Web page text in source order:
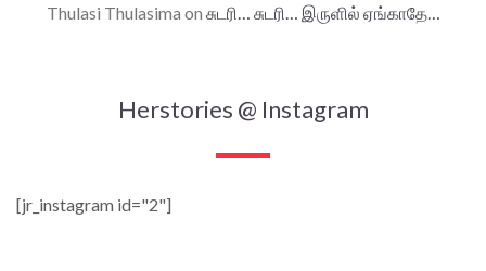
Thulasi Thulasima on சுடரி… சுடரி… இருளில் ஏங்காதே…
Herstories @ Instagram
[jr_instagram id="2"]